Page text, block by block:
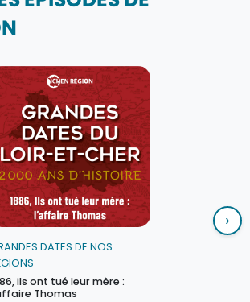
DATES DE NOS
ils ont tué leur mère :
Thomas
›